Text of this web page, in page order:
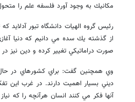
مكانيك به وجود آورد فلسفه علم را
رئيس گروه الهيات دانشگاه تبور
از گذشته يك سده مي دانيم كه دنيا
صورت دراماتيكي تغيير كرده و دين نيز
وي همچنين گفت: براي كشورهاي در
ديني بسيار اهميت دارند. در غرب اين
آنها فكر مي كنند انسان هرآنچه را كه